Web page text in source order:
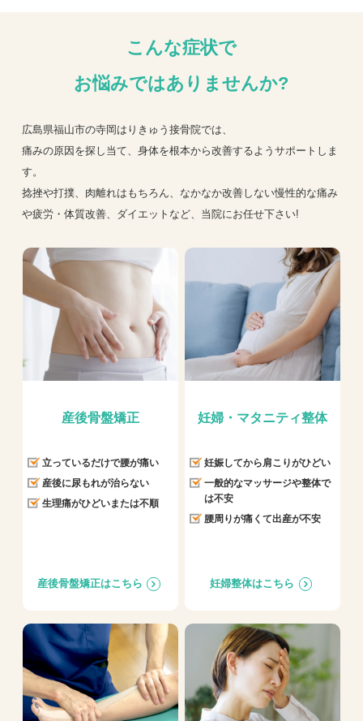
こんな症状で
お悩みではありませんか?
広島県福山市の寺岡はりきゅう接骨院では、
痛みの原因を探し当て、身体を根本から改善するようサポートしま
す。
捻挫や打撲、肉離れはもちろん、なかなか改善しない慢性的な痛み
や疲労・体質改善、ダイエットなど、当院にお任せ下さい!
産後骨盤矯正
立っているだけで腰が痛い
産後に尿もれが治らない
生理痛がひどいまたは不順
産後骨盤矯正はこちら
妊婦・マタニティ整体
妊娠してから肩こりがひどい
一般的なマッサージや整体で
は不安
腰周りが痛くて出産が不安
妊婦整体はこちら